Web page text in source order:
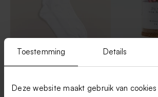
Toestemming Details
Deze website maakt gebruik van cookies